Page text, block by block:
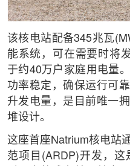
该核电站配备345兆瓦
能系统，可在需要时将
于约40万户家庭用电量
功率稳定，确保运行可
升发电量，是目前唯一
堆设计。
这座首座Natrium核电站
范项目(ARDP)开发，